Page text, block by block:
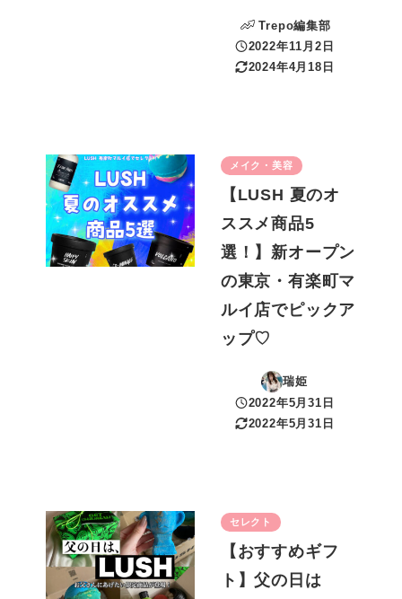
Trepo編集部
投稿日
2022年11月2日
更新日
2024年4月18日
メイク・美容
【LUSH 夏のオ
ススメ商品5
選！】新オープン
の東京・有楽町マ
ルイ店でピックア
ップ♡
瑞姫
投稿日
2022年5月31日
更新日
2022年5月31日
セレクト
【おすすめギフ
ト】父の日は